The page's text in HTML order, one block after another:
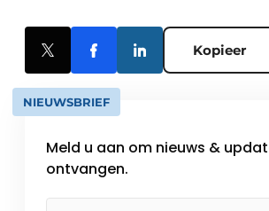
Kopieer
NIEUWSBRIEF
Meld u aan om nieuws &
ontvangen.